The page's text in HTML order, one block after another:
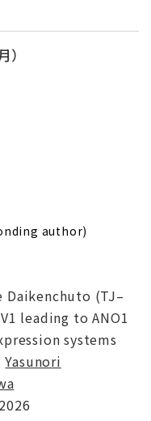
）
author)
(TJ–
leading to ANO1
systems
Yasunori